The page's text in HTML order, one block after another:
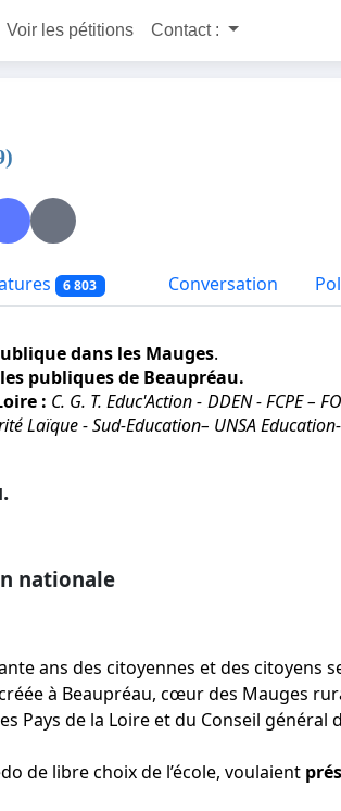
Voir les pétitions Contact :
6 803 Conversation
dans les Mauges.
publiques de Beaupréau.
: C. G. T. Educ'Action - DDEN - FCPE –
Laïque - Sud-Education– UNSA Education-
nationale
ans des citoyennes et des citoyens
à Beaupréau, cœur des Mauges
Pays de la Loire et du Conseil général
de libre choix de l’école, voulaient